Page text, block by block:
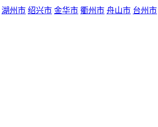
湖州市 绍兴市 金华市 衢州市 舟山市 台州市